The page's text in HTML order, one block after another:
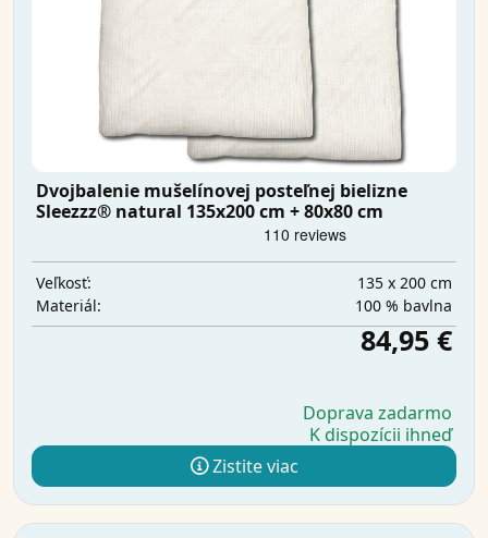
Dvojbalenie mušelínovej posteľnej bielizne
Sleezzz® natural 135x200 cm + 80x80 cm
Veľkosť:
135 x 200 cm
Materiál:
100 % bavlna
84,95 €
Doprava zadarmo
K dispozícii ihneď
Zistite viac